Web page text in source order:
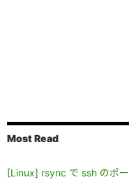
Most Read
[Linux] rsync で ssh のポ